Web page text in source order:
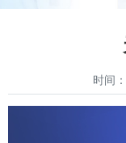
时间